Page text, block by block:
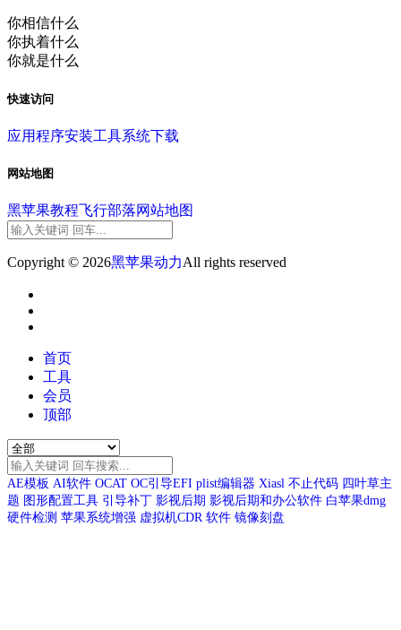
你相信什么
你执着什么
你就是什么
快速访问
应用程序安装工具系统下载
网站地图
黑苹果教程飞行部落网站地图
Copyright © 2026黑苹果动力All rights reserved
首页
工具
会员
顶部
AE模板 AI软件 OCAT OC引导EFI plist编辑器 Xiasl 不止代码 四叶草主
题 图形配置工具 引导补丁 影视后期 影视后期和办公软件 白苹果dmg
硬件检测 苹果系统增强 虚拟机CDR 软件 镜像刻盘